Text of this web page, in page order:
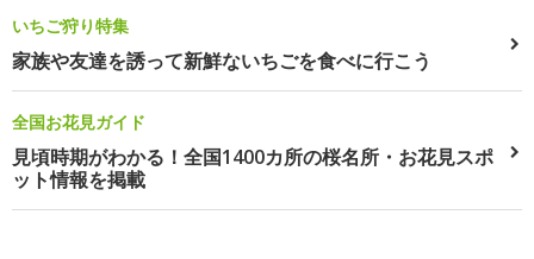
いちご狩り特集
家族や友達を誘って新鮮ないちごを食べに行こう
全国お花見ガイド
見頃時期がわかる！全国1400カ所の桜名所・お花見スポ
ット情報を掲載